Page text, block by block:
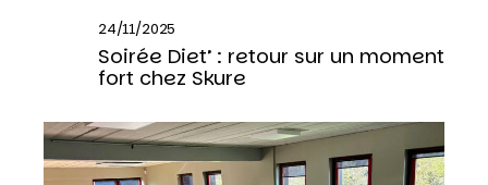
24/11/2025
Soirée Diet’ : retour sur un moment
fort chez Skure